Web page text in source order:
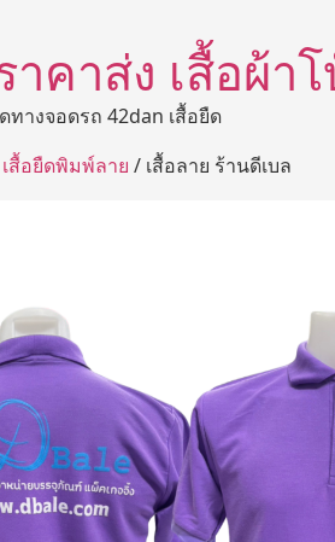
าคาส่ง เสื้อผ้
ทางจอดรถ 42dan เสื้อยืด
เสื้อยืดพิมพ์ลาย / เสื้อลาย ร้านดีเบล